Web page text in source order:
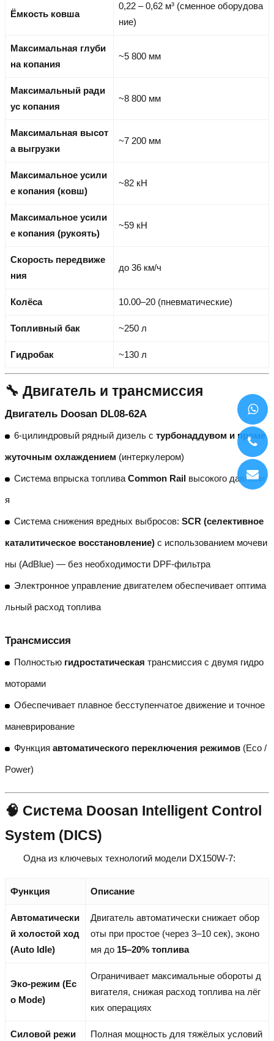
Ёмкость ковша
0,22 – 0,62 м³ (сменное оборудова
ние)
Максимальная глуби
на копания
~5 800 мм
Максимальный ради
ус копания
~8 800 мм
Максимальная высот
а выгрузки
~7 200 мм
Максимальное усили
е копания (ковш)
~82 кН
Максимальное усили
е копания (рукоять)
~59 кН
Скорость передвиже
ния
до 36 км/ч
Колёса 10.00–20 (пневматические)
Топливный бак ~250 л
Гидробак ~130 л
🔧 Двигатель и трансмиссия
Двигатель Doosan DL08-62A
6-цилиндровый рядный дизель с турбонаддувом и проме
жуточным охлаждением (интеркулером)
Система впрыска топлива Common Rail высокого давлени
я
Система снижения вредных выбросов: SCR (селективное
каталитическое восстановление) с использованием мочеви
ны (AdBlue) — без необходимости DPF-фильтра
Электронное управление двигателем обеспечивает оптима
льный расход топлива
Трансмиссия
Полностью гидростатическая трансмиссия с двумя гидро
моторами
Обеспечивает плавное бесступенчатое движение и точное
маневрирование
Функция автоматического переключения режимов (Eco /
Power)
🧠 Система Doosan Intelligent Control
System (DICS)
Одна из ключевых технологий модели DX150W-7:
Функция Описание
Автоматически
й холостой ход
(Auto Idle)
Двигатель автоматически снижает обор
оты при простое (через 3–10 сек), эконо
мя до 15–20% топлива
Эко-режим (Ec
o Mode)
Ограничивает максимальные обороты д
вигателя, снижая расход топлива на лёг
ких операциях
Силовой режи Полная мощность для тяжёлых условий